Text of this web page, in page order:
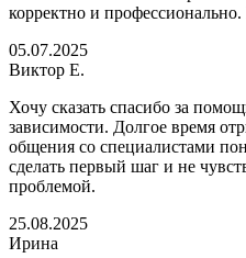
корректно и профессионально.
05.07.2025
Виктор Е.
Хочу сказать спасибо за
зависимости. Долгое время
общения со специалистами
сделать первый шаг и не
проблемой.
25.08.2025
Ирина